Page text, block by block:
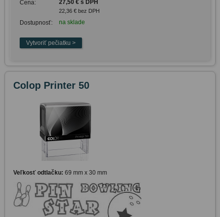
Cena: 27,50 € s DPH
22,36 € bez DPH
Dostupnosť: na sklade
Colop Printer 50
Veľkosť odtlačku: 69 mm x 30 mm